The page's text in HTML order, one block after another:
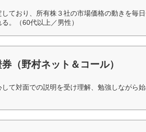
しており、所有株３社の市場価格の動きを毎
。（60代以上／男性）
（野村ネット＆コール）
て対面での説明を受け理解、勉強しながら